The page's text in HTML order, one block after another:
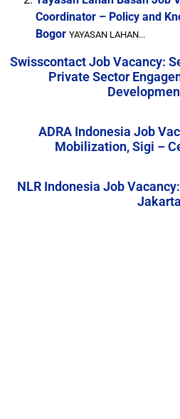
Coordinator – Policy and
Bogor YAYASAN LAHAN...
Swisscontact Job Vacancy:
Private Sector
ADRA Indonesia Job
Mobilization, Sigi –
NLR Indonesia Job
Jakarta